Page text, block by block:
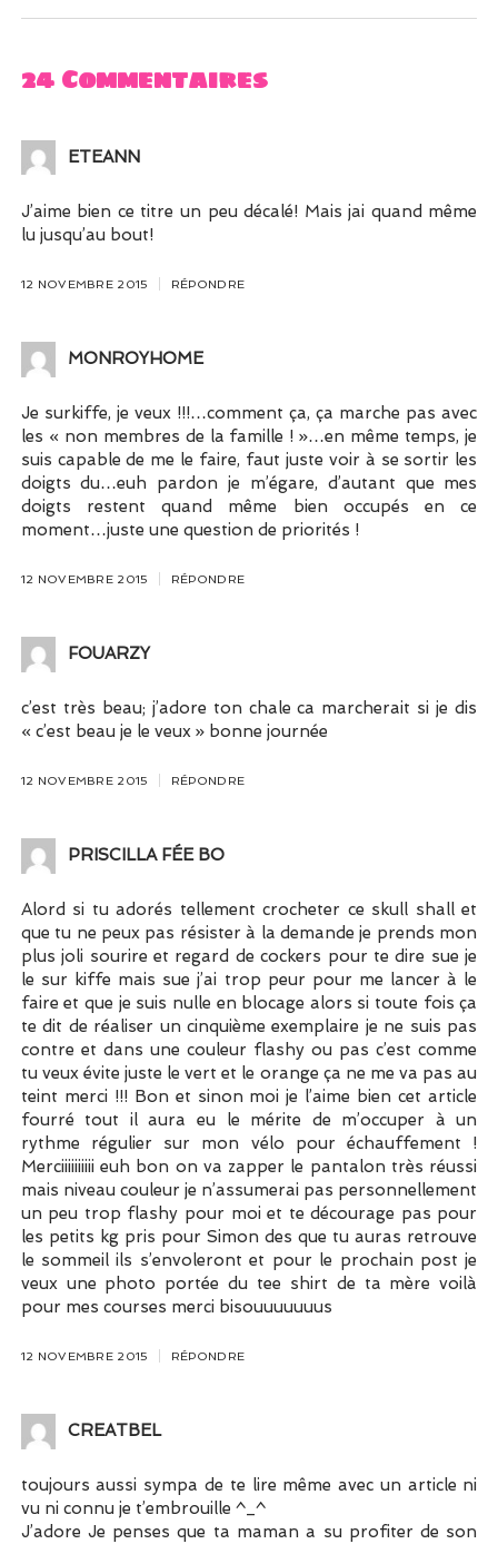
24 Commentaires
ETEANN
J’aime bien ce titre un peu décalé! Mais jai quand même
lu jusqu’au bout!
12 NOVEMBRE 2015 RÉPONDRE
MONROYHOME
Je surkiffe, je veux !!!…comment ça, ça marche pas avec
les « non membres de la famille ! »…en même temps, je
suis capable de me le faire, faut juste voir à se sortir les
doigts du…euh pardon je m’égare, d’autant que mes
doigts restent quand même bien occupés en ce
moment…juste une question de priorités !
12 NOVEMBRE 2015 RÉPONDRE
FOUARZY
c’est très beau; j’adore ton chale ca marcherait si je dis
« c’est beau je le veux » bonne journée
12 NOVEMBRE 2015 RÉPONDRE
PRISCILLA FÉE BO
Alord si tu adorés tellement crocheter ce skull shall et
que tu ne peux pas résister à la demande je prends mon
plus joli sourire et regard de cockers pour te dire sue je
le sur kiffe mais sue j’ai trop peur pour me lancer à le
faire et que je suis nulle en blocage alors si toute fois ça
te dit de réaliser un cinquième exemplaire je ne suis pas
contre et dans une couleur flashy ou pas c’est comme
tu veux évite juste le vert et le orange ça ne me va pas au
teint merci !!! Bon et sinon moi je l’aime bien cet article
fourré tout il aura eu le mérite de m’occuper à un
rythme régulier sur mon vélo pour échauffement !
Merciiiiiiiiii euh bon on va zapper le pantalon très réussi
mais niveau couleur je n’assumerai pas personnellement
un peu trop flashy pour moi et te décourage pas pour
les petits kg pris pour Simon des que tu auras retrouve
le sommeil ils s’envoleront et pour le prochain post je
veux une photo portée du tee shirt de ta mère voilà
pour mes courses merci bisouuuuuuus
12 NOVEMBRE 2015 RÉPONDRE
CREATBEL
toujours aussi sympa de te lire même avec un article ni
vu ni connu je t’embrouille ^_^
J’adore Je penses que ta maman a su profiter de son